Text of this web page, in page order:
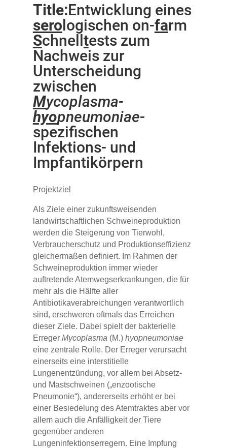
Title:Entwicklung eines
sero logischen on-farm
Schnell tests zum
Nachweis zur
Unterscheidung
zwischen
Mycoplasma-
hyopneumoniae-
spezifischen
Infektions- und
Impfantikörpern
Projektziel
Als Ziele einer zukunftsweisenden
landwirtschaftlichen Schweineproduktion
werden die Steigerung von Tierwohl,
Verbraucherschutz und Produktionseffizienz
gleichermaßen definiert. Im Rahmen der
Schweineproduktion immer wieder
auftretende Atemwegserkrankungen, die für
mehr als die Hälfte aller
Antibiotikaverabreichungen verantwortlich
sind, erschweren oftmals das Erreichen
dieser Ziele. Dabei spielt der bakterielle
Erreger Mycoplasma (M.) hyopneumoniae
eine zentrale Rolle. Der Erreger verursacht
einerseits eine interstitielle
Lungenentzündung, vor allem bei Absetz-
und Mastschweinen („enzootische
Pneumonie“), andererseits erhöht er bei
einer Besiedelung des Atemtraktes aber vor
allem auch die Anfälligkeit der Tiere
gegenüber anderen
Lungeninfektionserregern. Eine Impfung